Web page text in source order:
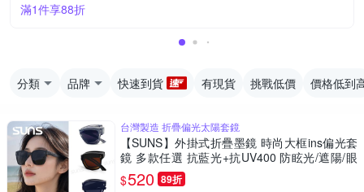
滿1件享88折
分類 品牌 快速到貨 有現貨 挑戰低價 價格低到
台灣製造 折疊偏光太陽套鏡
【SUNS】外掛式折疊墨鏡 時尚大框ins偏光套
鏡 多款任選 抗藍光+抗UV400 防眩光/遮陽/眼
鏡族首選
$520 89折